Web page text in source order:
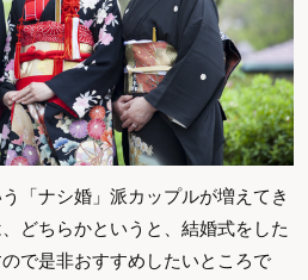
「ナシ婚」派カップルが増えてき
どちらかというと、結婚式をした
で是非おすすめしたいところで